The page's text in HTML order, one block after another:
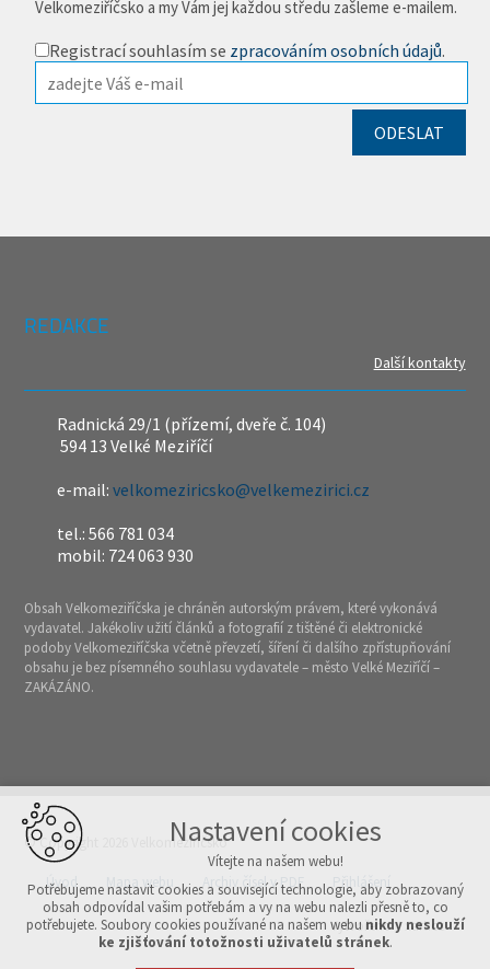
Velkomeziříčsko a my Vám jej každou středu zašleme e-mailem.
Registrací souhlasím se zpracováním osobních údajů.
REDAKCE
Další kontakty
Radnická 29/1 (přízemí, dveře č. 104)
594 13 Velké Meziříčí
e-mail:velkomeziricsko@velkemezirici.cz
tel.: 566 781 034
mobil: 724 063 930
Obsah Velkomeziříčska je chráněn autorským právem, které vykonává
vydavatel. Jakékoliv užití článků a fotografií z tištěné či elektronické
podoby Velkomeziříčska včetně převzetí, šíření či dalšího zpřístupňování
obsahu je bez písemného souhlasu vydavatele – město Velké Meziříčí –
ZAKÁZÁNO.
© Copyright 2026 Velkomeziříčsko
Úvod Mapa webu Archiv čísel v PDF Přihlášení
Vytvořeno v xart.cz
Nastavení cookies
Vítejte na našem webu!
Potřebujeme nastavit cookies a související technologie, aby zobrazovaný
obsah odpovídal vašim potřebám a vy na webu nalezli přesně to, co
potřebujete. Soubory cookies používané na našem webu nikdy neslouží
ke zjišťování totožnosti uživatelů stránek.